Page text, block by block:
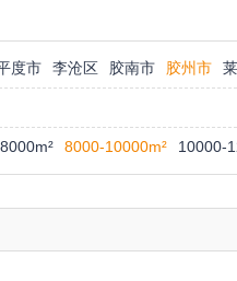
度市 李沧区 胶南市 胶州市
8000-10000m² 10000-